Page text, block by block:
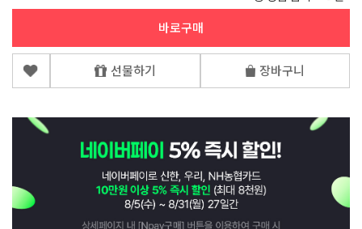
바로구매
선물하기 장바구니